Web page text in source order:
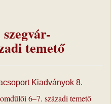
temető
Kiadványok 8.
6–7. századi temető